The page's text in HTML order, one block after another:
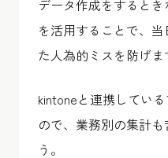
データ作成をすると
を活用することで、
た人為的ミスを防げま
kintoneと連携してい
ので、業務別の集計
う。